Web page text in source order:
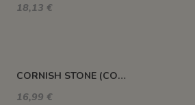
18,13 €
CORNISH STONE (CORNWALL STONE)
16,99 €